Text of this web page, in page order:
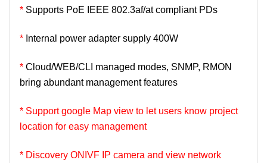
* Supports PoE IEEE 802.3af/at compliant PDs
* Internal power adapter supply 400W
* Cloud/WEB/CLI managed modes, SNMP, RMON
bring abundant management features
* Support google Map view to let users know project
location for easy management
* Discovery ONIVF IP camera and view network